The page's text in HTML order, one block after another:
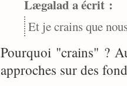
Lægalad a écrit :
Et je crains que
Pourquoi "crains" ?
approches sur des